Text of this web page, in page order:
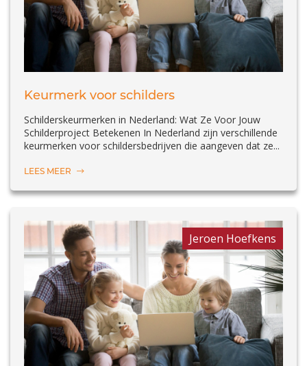
Keurmerk voor schilders
Schilderskeurmerken in Nederland: Wat Ze Voor Jouw
Schilderproject Betekenen In Nederland zijn verschillende
keurmerken voor schildersbedrijven die aangeven dat ze...
LEES MEER
Jeroen Hoefkens